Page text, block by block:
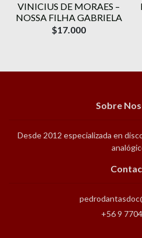
VINICIUS DE MORAES ‎–
NOSSA FILHA GABRIELA
$17.000
Sobre
Desde 2012 especializada en
+56 9